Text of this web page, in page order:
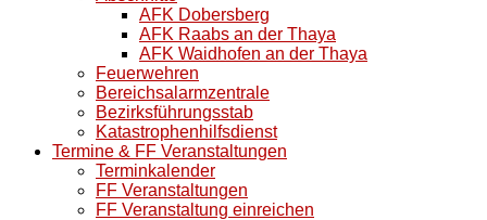
AFK Dobersberg
AFK Raabs an der Thaya
AFK Waidhofen an der Thaya
Feuerwehren
Bereichsalarmzentrale
Bezirksführungsstab
Katastrophenhilfsdienst
Termine & FF Veranstaltungen
Terminkalender
FF Veranstaltungen
FF Veranstaltung einreichen